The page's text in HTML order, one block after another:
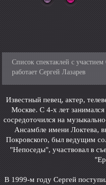
Список спектаклей с
работает Сергей Лазарев
Известный певец, актер,
Москве. С 4-х лет
сосредоточился на
Ансамбле имени Локтева,
Покровского, был ведущим
"Непоседы", участвовал в
В 1999-м году Сергей